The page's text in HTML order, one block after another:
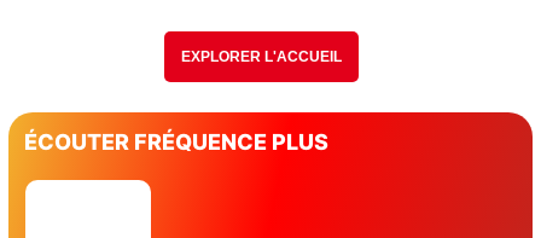
EXPLORER L'ACCUEIL
ÉCOUTER FRÉQUENCE PLUS